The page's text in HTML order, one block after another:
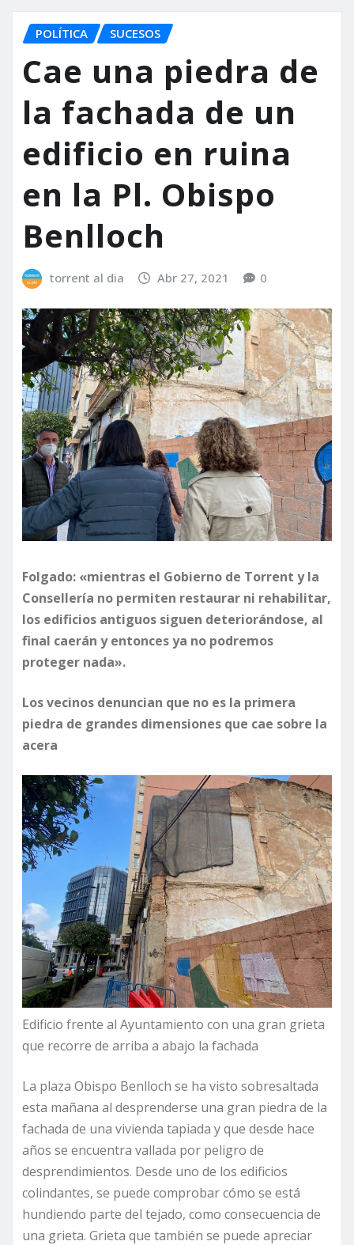
POLÍTICA SUCESOS
Cae una piedra de
la fachada de un
edificio en ruina
en la Pl. Obispo
Benlloch
torrent al dia Abr 27, 2021 0
Folgado: «mientras el Gobierno de Torrent y la
Consellería no permiten restaurar ni rehabilitar,
los edificios antiguos siguen deteriorándose, al
final caerán y entonces ya no podremos
proteger nada».
Los vecinos denuncian que no es la primera
piedra de grandes dimensiones que cae sobre la
acera
Edificio frente al Ayuntamiento con una gran grieta
que recorre de arriba a abajo la fachada
La plaza Obispo Benlloch se ha visto sobresaltada
esta mañana al desprenderse una gran piedra de la
fachada de una vivienda tapiada y que desde hace
años se encuentra vallada por peligro de
desprendimientos. Desde uno de los edificios
colindantes, se puede comprobar cómo se está
hundiendo parte del tejado, como consecuencia de
una grieta. Grieta que también se puede apreciar